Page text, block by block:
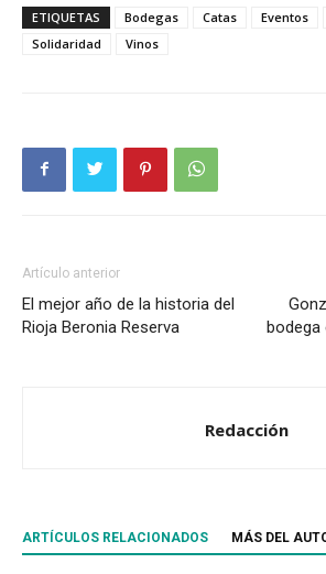
ETIQUETAS Bodegas Catas Eventos
Solidaridad
Vinos
Artículo anterior
El mejor año de la historia del
Rioja Beronia Reserva
bodega
Redacción
ARTÍCULOS RELACIONADOS MÁS DEL